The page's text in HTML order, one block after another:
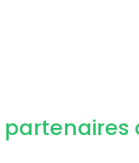
partenaires